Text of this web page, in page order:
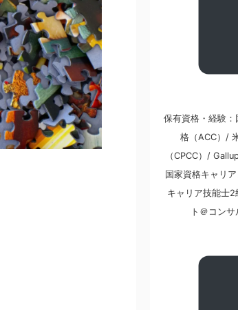
保有資格・経験
格（ACC）/
（CPCC）/
国家資格キャリ
キャリア技能士
ト＠コン